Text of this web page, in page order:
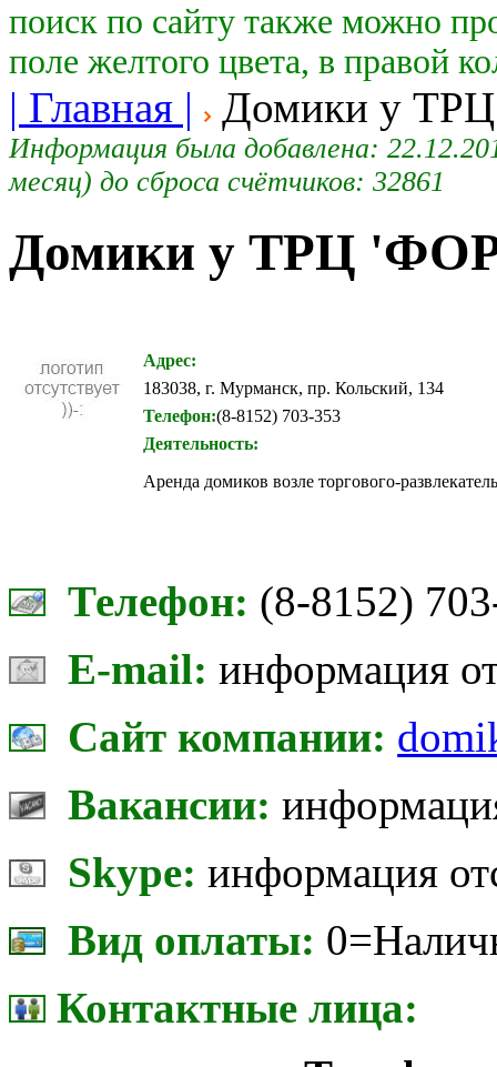
поиск по сайту также можно
поле желтого цвета, в правой
| Главная | Домики у
Информация была добавлена:
месяц) до сброса счётчиков: 32861
Домики у ТРЦ
Адрес:
183038, г. Мурманск, пр. Кольский, 134
Телефон:(8-8152) 703-353
Деятельность:
Аренда домиков возле торгового-
Телефон: (8-8152)
E-mail:информация
Сайт компании:
Вакансии:
Skype:информация
Вид оплаты:
Контактные лица: